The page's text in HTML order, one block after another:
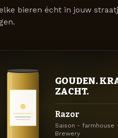
bieren écht in jouw
GOUDEN.
ZACHT.
Razor
Saison - farmhouse
Brewery